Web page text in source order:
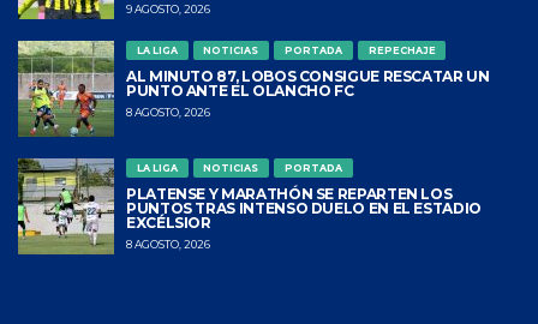
9 AGOSTO, 2026
LA LIGA NOTICIAS PORTADA REPECHAJE
AL MINUTO 87, LOBOS CONSIGUE RESCATAR UN
PUNTO ANTE EL OLANCHO FC
8 AGOSTO, 2026
LA LIGA NOTICIAS PORTADA
PLATENSE Y MARATHÓN SE REPARTEN LOS
PUNTOS TRAS INTENSO DUELO EN EL ESTADIO
EXCÉLSIOR
8 AGOSTO, 2026